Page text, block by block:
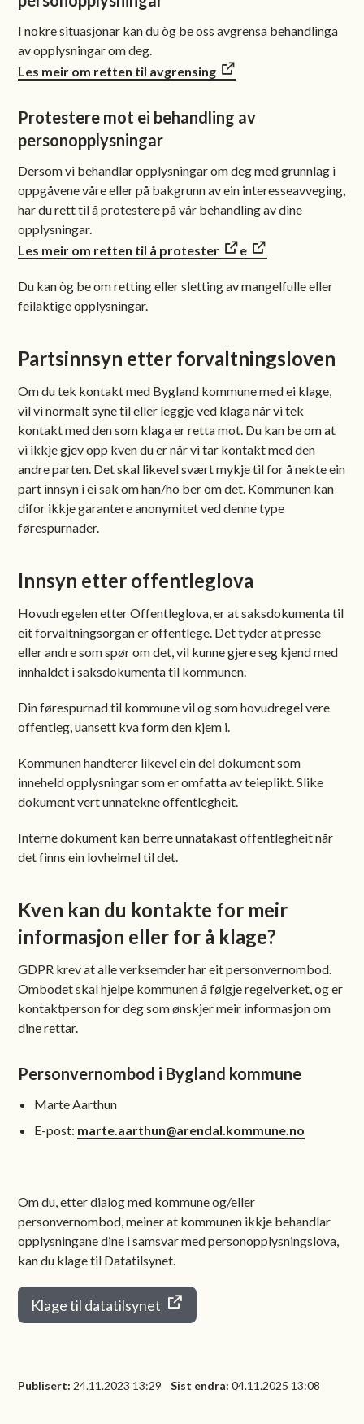
I nokre situasjonar kan du òg be oss avgrensa behandlinga
av opplysningar om deg.
Les meir om retten til avgrensing
Protestere mot ei behandling av
personopplysningar
Dersom vi behandlar opplysningar om deg med grunnlag i
oppgåvene våre eller på bakgrunn av ein interesseavveging,
har du rett til å protestere på vår behandling av dine
opplysningar.
Les meir om retten til å protester
e
Du kan òg be om retting eller sletting av mangelfulle eller
feilaktige opplysningar.
Partsinnsyn etter forvaltningsloven
Om du tek kontakt med Bygland kommune med ei klage,
vil vi normalt syne til eller leggje ved klaga når vi tek
kontakt med den som klaga er retta mot. Du kan be om at
vi ikkje gjev opp kven du er når vi tar kontakt med den
andre parten. Det skal likevel svært mykje til for å nekte ein
part innsyn i ei sak om han/ho ber om det. Kommunen kan
difor ikkje garantere anonymitet ved denne type
førespurnader.
Innsyn etter offentleglova
Hovudregelen etter Offentleglova, er at saksdokumenta til
eit forvaltningsorgan er offentlege. Det tyder at presse
eller andre som spør om det, vil kunne gjere seg kjend med
innhaldet i saksdokumenta til kommunen.
Din førespurnad til kommune vil og som hovudregel vere
offentleg, uansett kva form den kjem i.
Kommunen handterer likevel ein del dokument som
inneheld opplysningar som er omfatta av teieplikt. Slike
dokument vert unnatekne offentlegheit.
Interne dokument kan berre unnatakast offentlegheit når
det finns ein lovheimel til det.
Kven kan du kontakte for meir
informasjon eller for å klage?
GDPR krev at alle verksemder har eit personvernombod.
Ombodet skal hjelpe kommunen å følgje regelverket, og er
kontaktperson for deg som ønskjer meir informasjon om
dine rettar.
Personvernombod i Bygland kommune
Marte Aarthun
E-post: marte.aarthun@arendal.kommune.no
Om du, etter dialog med kommune og/eller
personvernombod, meiner at kommunen ikkje behandlar
opplysningane dine i samsvar med personopplysningslova,
kan du klage til Datatilsynet.
Klage til datatilsynet
Publisert 24.11.2023 13:29 Sist endra 04.11.2025 13:08